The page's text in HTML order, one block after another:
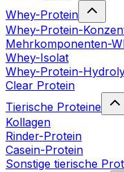
Whey-Protein
Whey-Protein-
Mehrkomponenten-
Whey-Isolat
Whey-Protein-
Clear Protein
Tierische Proteine
Kollagen
Rinder-Protein
Casein-Protein
Sonstige tierische